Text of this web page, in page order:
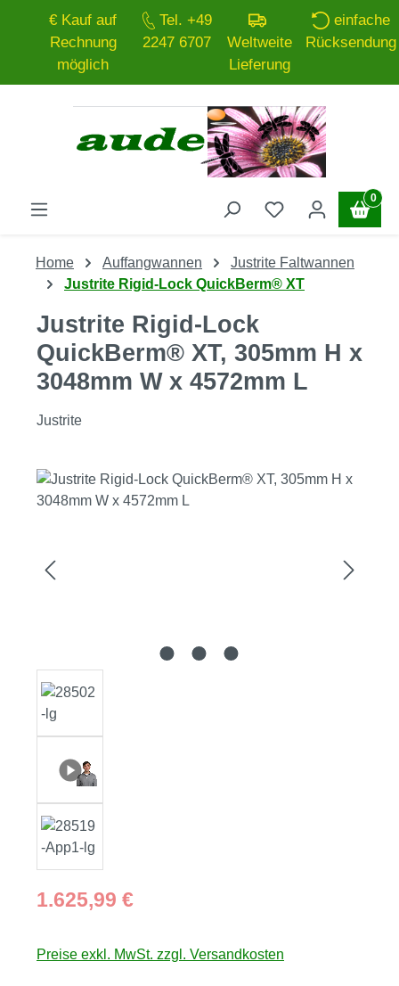
Zum Hauptinhalt springen
€ Kauf auf
Rechnung
möglich
Tel. +49
2247 6707
Weltweite
Lieferung
einfache
Rücksendung
0
Home Auffangwannen
Justrite Faltwannen
Justrite Rigid-Lock QuickBerm® XT
Justrite Rigid-Lock
QuickBerm® XT, 305mm H x
3048mm W x 4572mm L
Justrite
Bildergalerie überspringen
Regulärer Preis:
1.625,99 €
Preise exkl. MwSt. zzgl. Versandkosten